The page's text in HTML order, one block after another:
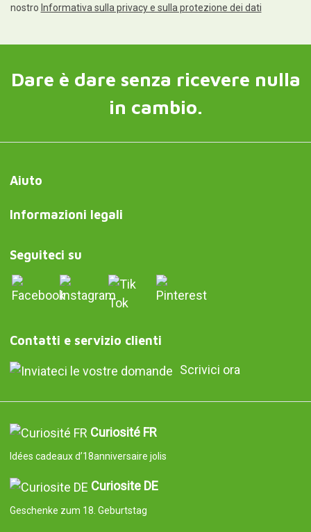
nostro Informativa sulla privacy e sulla protezione dei dati
Dare è dare senza ricevere nulla
in cambio.
Aiuto
Informazioni legali
Seguiteci su
Contatti e servizio clienti
Scrivici ora
Curiosité FR
Idées cadeaux d’18anniversaire jolis
Curiosite DE
Geschenke zum 18. Geburtstag